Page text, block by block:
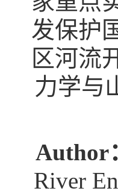
发保护
区河流
力学与
Author
River